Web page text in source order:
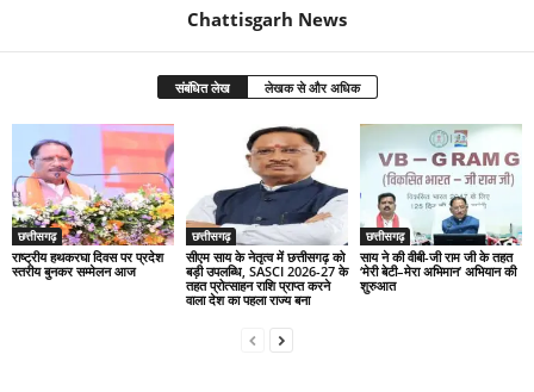
Chattisgarh News
संबंधित लेख लेखक से और अधिक
छत्तीसगढ़
राष्ट्रीय हथकरघा दिवस पर प्रदेश
स्तरीय बुनकर सम्मेलन आज
छत्तीसगढ़
सीएम साय के नेतृत्व में छत्तीसगढ़ को
बड़ी उपलब्धि, SASCI 2026-27 के
तहत प्रोत्साहन राशि प्राप्त करने
वाला देश का पहला राज्य बना
छत्तीसगढ़
साय ने की वीबी-जी राम जी के तहत
‘मेरी बेटी–मेरा अभिमान’ अभियान की
शुरुआत